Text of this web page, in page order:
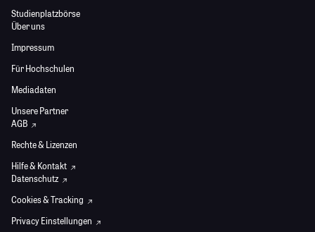
Studienplatzbörse
Über uns
Impressum
Für Hochschulen
Mediadaten
Unsere Partner
AGB
Rechte & Lizenzen
Hilfe & Kontakt
Datenschutz
Cookies & Tracking
Privacy Einstellungen